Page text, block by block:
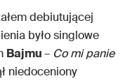
debiutującej
było singlowe
Bajmu– Co mi panie
niedoceniony